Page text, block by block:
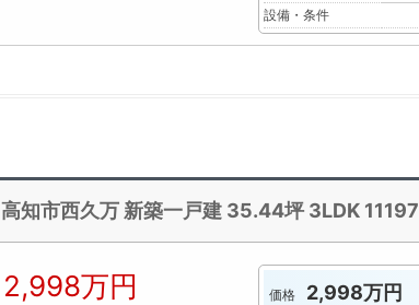
設備・条件
高知市西久万 新築一戸建 35.44坪 3LDK 11197
2,998万円 価格 2,998万円